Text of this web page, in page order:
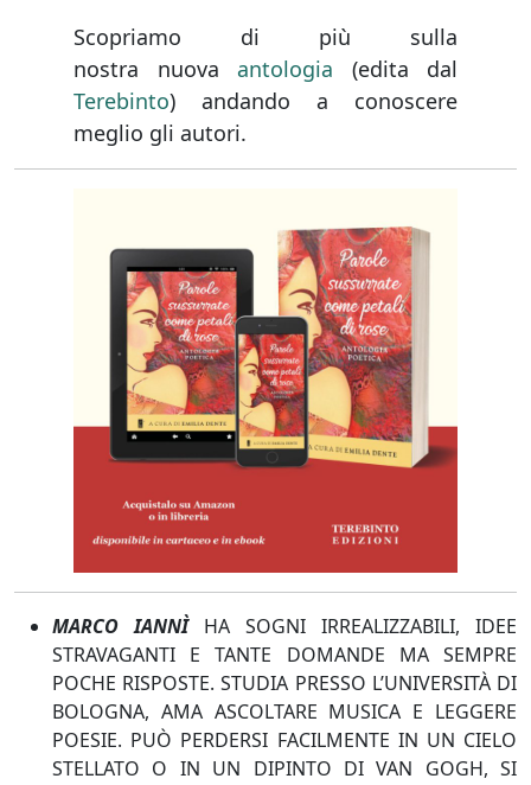
Scopriamo di più sulla
nostra nuova antologia (edita dal
Terebinto) andando a conoscere
meglio gli autori.
MARCO IANNÌHA SOGNI IRREALIZZABILI, IDEE
STRAVAGANTI E TANTE DOMANDE MA SEMPRE
POCHE RISPOSTE. STUDIA PRESSO L’UNIVERSITÀ DI
BOLOGNA, AMA ASCOLTARE MUSICA E LEGGERE
POESIE. PUÒ PERDERSI FACILMENTE IN UN CIELO
STELLATO O IN UN DIPINTO DI VAN GOGH, SI